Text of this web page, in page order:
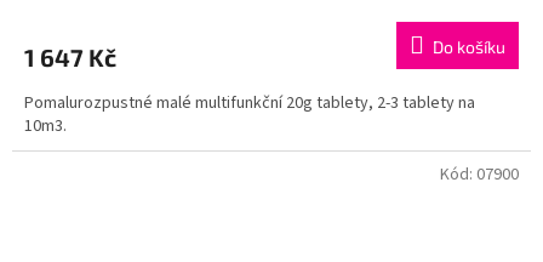
1 647 Kč Do košíku
Pomalurozpustné malé multifunkční 20g tablety, 2-3 tablety na
10m3.
Kód: 07900